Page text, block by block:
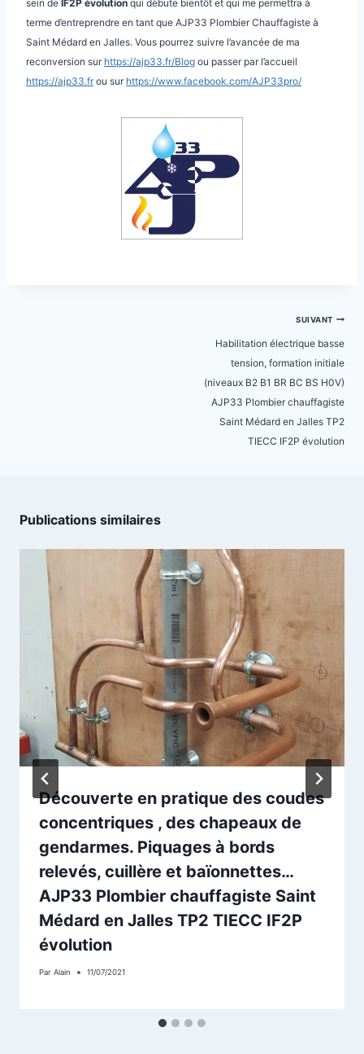
sein de IF2P évolution qui débute bientôt et qui me permettra à
terme d’entreprendre en tant que AJP33 Plombier Chauffagiste à
Saint Médard en Jalles. Vous pourrez suivre l’avancée de ma
reconversion sur https://ajp33.fr/Blog ou passer par l’accueil
https://ajp33.frou sur https://www.facebook.com/AJP33pro/
SUIVANT
Habilitation électrique basse
tension, formation initiale
(niveaux B2 B1 BR BC BS H0V)
AJP33 Plombier chauffagiste
Saint Médard en Jalles TP2
TIECC IF2P évolution
Publications similaires
Découverte en pratique des coudes
concentriques , des chapeaux de
gendarmes. Piquages à bords
relevés, cuillère et baïonnettes…
AJP33 Plombier chauffagiste Saint
Médard en Jalles TP2 TIECC IF2P
évolution
Par Alain 11/07/2021